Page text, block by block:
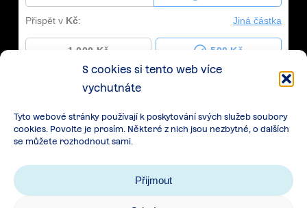
S cookies si tento web více
vychutnáte
Tyto webové stránky používají k poskytování svých služeb soubory
cookies. Povolte je prosím. Některé z nich jsou nezbytné, o dalších
se můžete rozhodnout sami.
Přijmout